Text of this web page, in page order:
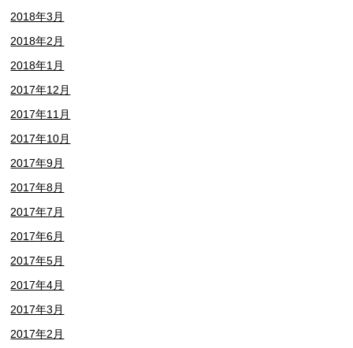
2018年3月
2018年2月
2018年1月
2017年12月
2017年11月
2017年10月
2017年9月
2017年8月
2017年7月
2017年6月
2017年5月
2017年4月
2017年3月
2017年2月